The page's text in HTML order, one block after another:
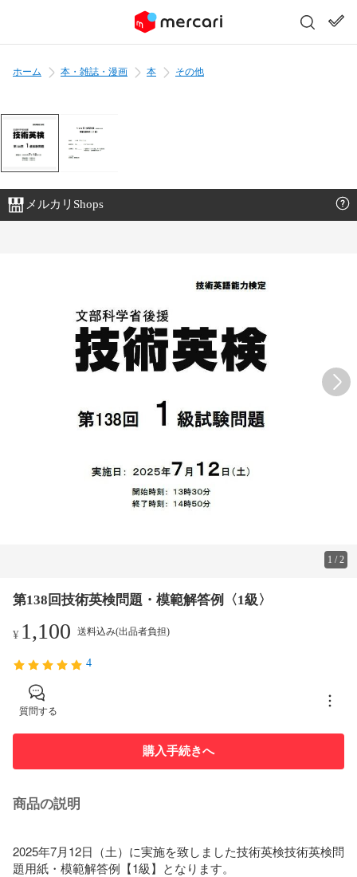
ホーム 本・雑誌・漫画 本 その他
メルカリShops
1 /2
第138回技術英検問題・模範解答例〈1級〉
¥ 1,100 送料込み(出品者負担)
4
質問する
購入手続きへ
商品の説明
2025年7月12日（土）に実施を致しました技術英検技術英検問
題用紙・模範解答例【1級】となります。